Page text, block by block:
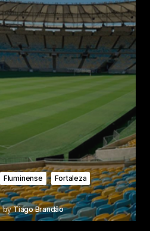
Fluminense
Fortaleza
byTiago Brandão